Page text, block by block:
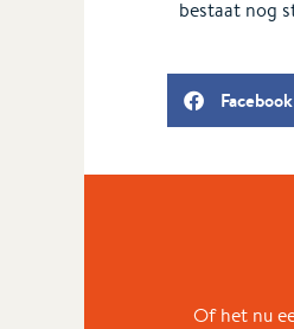
bestaat nog
Facebook
Of het nu